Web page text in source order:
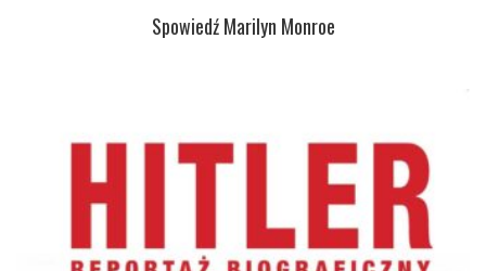
Spowiedź Marilyn Monroe